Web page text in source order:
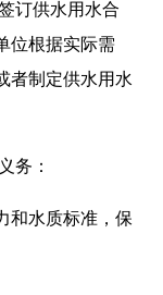
订供水用水合
位根据实际需
者制定供水用水
务：
和水质标准，保